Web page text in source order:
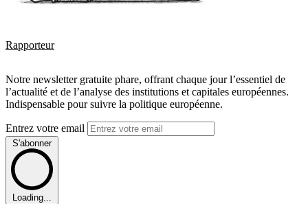
Rapporteur
Notre newsletter gratuite phare, offrant chaque jour l’essentiel de
l’actualité et de l’analyse des institutions et capitales européennes.
Indispensable pour suivre la politique européenne.
Entrez votre email
S'abonner
Loading...